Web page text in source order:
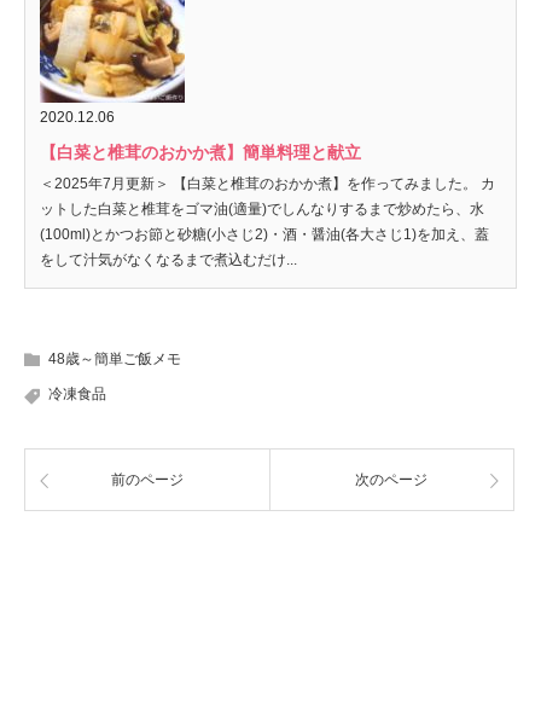
2020.12.06
【白菜と椎茸のおかか煮】簡単料理と献立
＜2025年7月更新＞ 【白菜と椎茸のおかか煮】を作ってみました。 カ
ットした白菜と椎茸をゴマ油(適量)でしんなりするまで炒めたら、水
(100ml)とかつお節と砂糖(小さじ2)・酒・醤油(各大さじ1)を加え、蓋
をして汁気がなくなるまで煮込むだけ...
48歳～簡単ご飯メモ
冷凍食品
前のページ 次のページ